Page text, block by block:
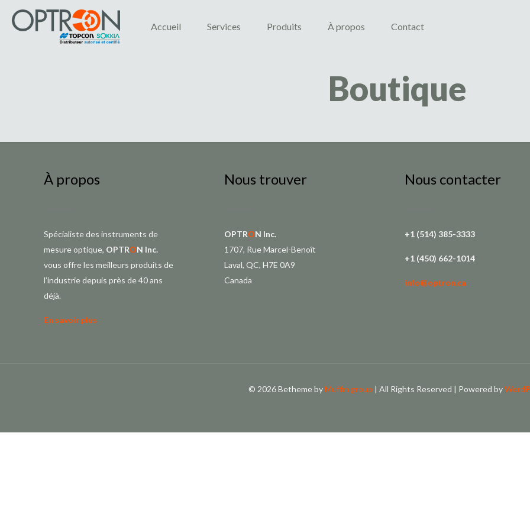
Accueil Services Produits À propos Contact
Boutique
À propos
Spécialiste des instruments de
mesure optique, OPTRON Inc.
vous offre les meilleurs produits de
l’industrie depuis près de 40 ans
déjà.
En savoir plus
Nous trouver
OPTRON Inc.
1707, Rue Marcel-Benoît
Laval, QC, H7E 0A9
Canada
Nous contacter
+1 (514) 385-3333
+1 (450) 662-1014
info@optron.ca
© 2026 Betheme byMuffin group | All Rights Reserved | Powered by